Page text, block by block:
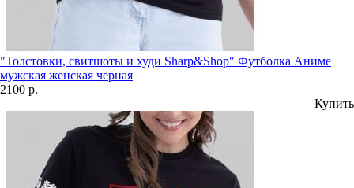
"Толстовки, свитшоты и худи Sharp&Shop" Футболка Аниме
мужская женская черная
2100 р.
Купить